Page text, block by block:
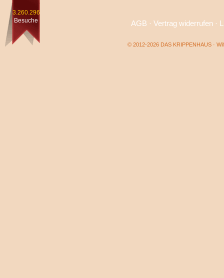
3.260.296
Besuche
AGB · Vertrag widerrufen·
© 2012-2026 DAS KRIPPENHAUS ·